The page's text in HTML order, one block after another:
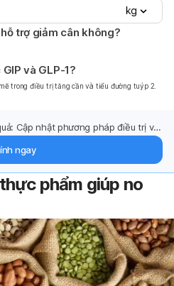
kg
trợ giảm cân không?
và GLP-1?
trong điều trị tăng cần và tiểu đường tuýp 2.
Cập nhật phương pháp điều trị và
ngay
phẩm giúp no